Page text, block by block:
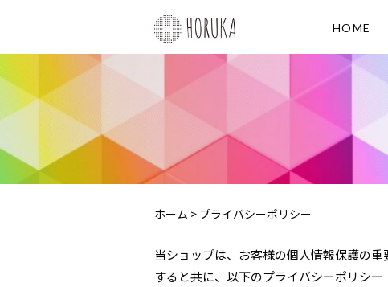
HOME
ホーム > プライバシーポリシー
当ショップは、お客様の個人情報保護の
すると共に、以下のプライバシーポリシ